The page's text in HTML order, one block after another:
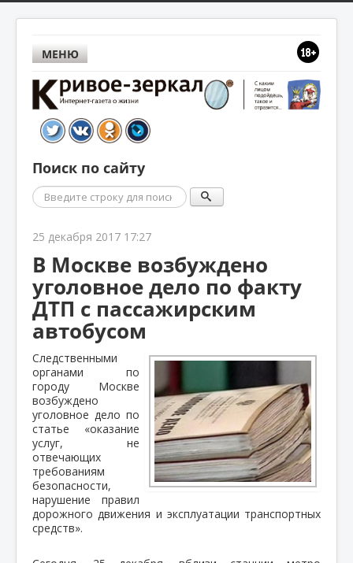
МЕНЮ
Поиск по сайту
Поиск
25 декабря 2017 17:27
В Москве возбуждено
уголовное дело по факту
ДТП с пассажирским
автобусом
Следственными
органами по
городу Москве
возбуждено
уголовное дело по
статье «оказание
услуг, не
отвечающих
требованиям
безопасности,
нарушение правил
дорожного движения и эксплуатации транспортных
средств».